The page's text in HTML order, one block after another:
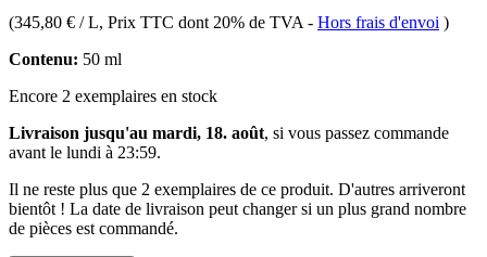
(345,80 € / L, Prix TTC dont 20% de TVA - Hors frais d'envoi )
Contenu: 50 ml
Encore 2 exemplaires en stock
Livraison jusqu'au mardi, 18. août, si vous passez commande
avant le lundi à 23:59.
Il ne reste plus que 2 exemplaires de ce produit. D'autres arriveront
bientôt ! La date de livraison peut changer si un plus grand nombre
de pièces est commandé.